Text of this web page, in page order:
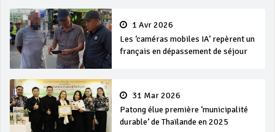
1 Avr 2026
Les ‘caméras mobiles IA’ repèrent un
français en dépassement de séjour
31 Mar 2026
Patong élue première ‘municipalité
durable’ de Thaïlande en 2025